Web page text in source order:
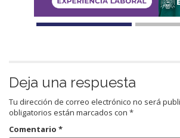
Deja una respuesta
Tu dirección de correo electrónico no será
obligatorios están marcados con *
Comentario *